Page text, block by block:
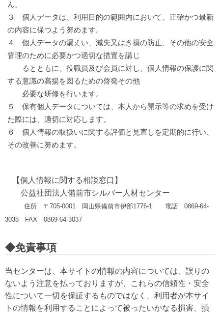
ん。
３ 個人データは、利用目的の範囲内において、正確かつ最新
の内容に保つよう努めます。
４ 個人データの漏えい、減失又はき損の防止、その他の安全
管理のために必要かつ適切な措置を講じ
るとともに、役職員及び会員に対し、個人情報の保護に関
する意識の高揚を図るための啓発その他
必要な研修を行います。
５ 保有個人データについては、本人から開示等の求めを受け
た際には、適切に対応します。
６ 個人情報の取扱いに関する評価と見直しを定期的に行い、
その改善に努めます。
【個人情報に関する相談窓口 】
公益社団法人備前市シルバー人材センター
住所 〒 705-0001 岡山県備前市伊部1776-1 電話 0869-64-
3038 FAX 0869-64-3037
◆免責事項
当センターは、本サイトの情報の内容については、誤りの
ないよう注意を払っておりますが、これらの信頼性・安全
性について一切を保証するものではなく、利用者が本サイ
トの情報を利用することによって被ったいかなる損害、損